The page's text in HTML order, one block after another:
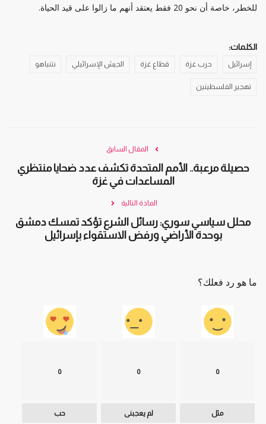
للخطر، خاصة أن نحو 20 فقط يعتقد أنهم ما زالوا على قيد الحياة.
الكلمات:
إسرائيل حرب غزة قطاع غزة الجيش الإسرائيلي نتنياهو
تهجير الفلسطينين
المقال السابق
حصيلة مرعبة.. الأمم المتحدة تكشف عدد ضحايا منتظري
المساعدات في غزة
المادة التالية
محلل سياسي سوري: رسائل الشرع تؤكد تمسك دمشق
بوحدة الأراضي ورفض الاستقواء بإسرائيل
ما هو رد فعلك؟
0
مثل
0
لم يعجبنى
0
حب